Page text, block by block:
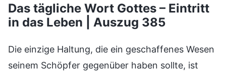
Das tägliche Wort Gottes – Eintritt
in das Leben | Auszug 385
Die einzige Haltung, die ein geschaffenes Wesen
seinem Schöpfer gegenüber haben sollte, ist